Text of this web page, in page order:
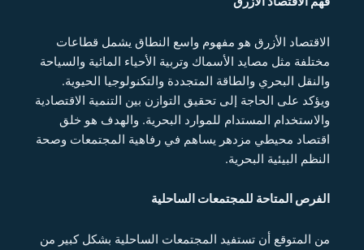
الاقتصاد الأزرق هو مفهوم واسع النطاق يشمل قطاعات
مختلفة مثل مصايد الأسماك وتربية الأحياء المائية والسياحة
والنقل البحري والطاقة المتجددة والتكنولوجيا الحيوية.
ويؤكد على الحاجة إلى تحقيق التوازن بين التنمية الاقتصادية
والاستخدام المستدام للموارد البحرية. والهدف هو خلق
اقتصاد محيطي مزدهر يساهم في رفاهية المجتمعات وصحة
النظم البيئية البحرية.
الفرص المتاحة للمجتمعات الساحلية
من المتوقع أن تستفيد المجتمعات الساحلية بشكل كبير من